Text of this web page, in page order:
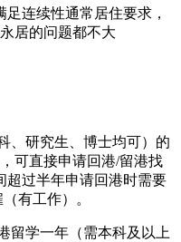
连续性通常居住要求，
居的问题都不大
、研究生、博士均可）的
可直接申请回港/留港找
超过半年申请回港时需要
有工作）。
留学一年（需本科及以上